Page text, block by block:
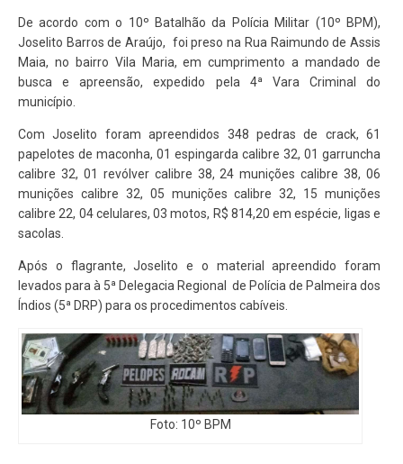
De acordo com o 10º Batalhão da Polícia Militar (10º BPM),
Joselito Barros de Araújo, foi preso na Rua Raimundo de Assis
Maia, no bairro Vila Maria, em cumprimento a mandado de
busca e apreensão, expedido pela 4ª Vara Criminal do
município.
Com Joselito foram apreendidos 348 pedras de crack, 61
papelotes de maconha, 01 espingarda calibre 32, 01 garruncha
calibre 32, 01 revólver calibre 38, 24 munições calibre 38, 06
munições calibre 32, 05 munições calibre 32, 15 munições
calibre 22, 04 celulares, 03 motos, R$ 814,20 em espécie, ligas e
sacolas.
Após o flagrante, Joselito e o material apreendido foram
levados para à 5ª Delegacia Regional de Polícia de Palmeira dos
Índios (5ª DRP) para os procedimentos cabíveis.
Foto: 10º BPM